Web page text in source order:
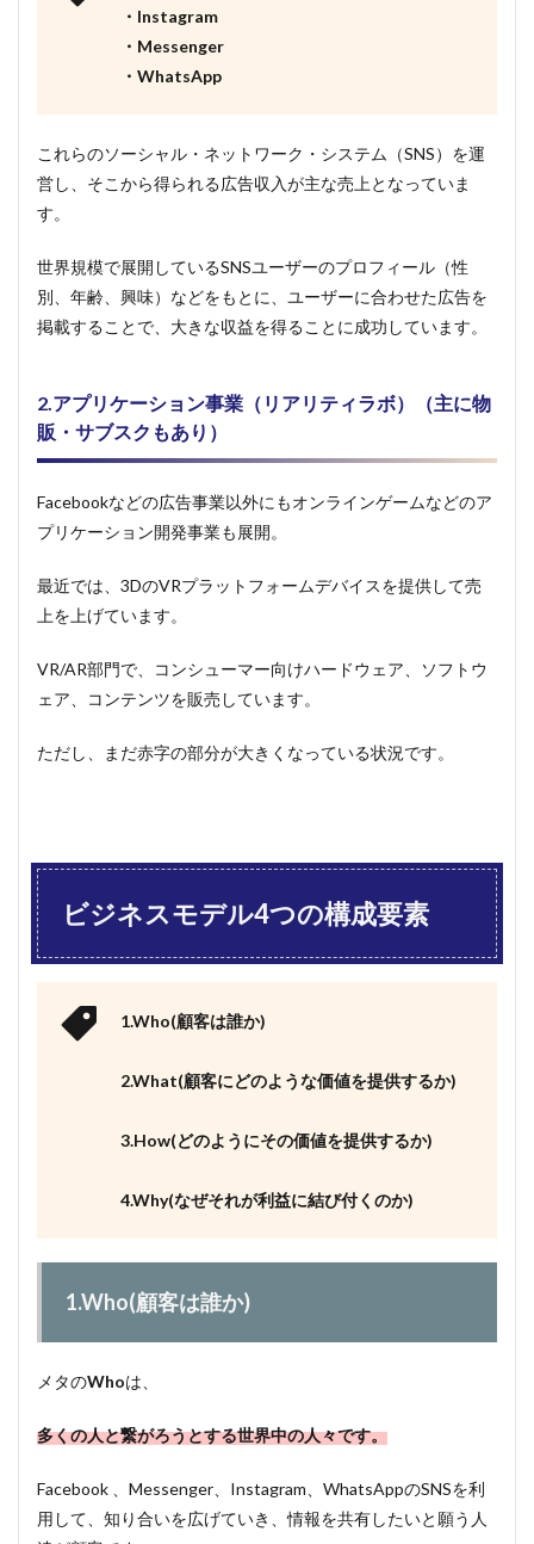
・Instagram
・Messenger
・WhatsApp
これらのソーシャル・ネットワーク・システム（SNS）を運
営し、そこから得られる広告収入が主な売上となっていま
す。
世界規模で展開しているSNSユーザーのプロフィール（性
別、年齢、興味）などをもとに、ユーザーに合わせた広告を
掲載することで、大きな収益を得ることに成功しています。
2.アプリケーション事業（リアリティラボ）（主に物
販・サブスクもあり）
Facebookなどの広告事業以外にもオンラインゲームなどのア
プリケーション開発事業も展開。
最近では、3DのVRプラットフォームデバイスを提供して売
上を上げています。
VR/AR部門で、コンシューマー向けハードウェア、ソフトウ
ェア、コンテンツを販売しています。
ただし、まだ赤字の部分が大きくなっている状況です。
ビジネスモデル4つの構成要素
1.Who(顧客は誰か)
2.What(顧客にどのような価値を提供するか)
3.How(どのようにその価値を提供するか)
4.Why(なぜそれが利益に結び付くのか)
1.Who(顧客は誰か)
メタのWhoは、
多くの人と繋がろうとする世界中の人々です。
Facebook 、Messenger、Instagram、WhatsAppのSNSを利
用して、知り合いを広げていき、情報を共有したいと願う人